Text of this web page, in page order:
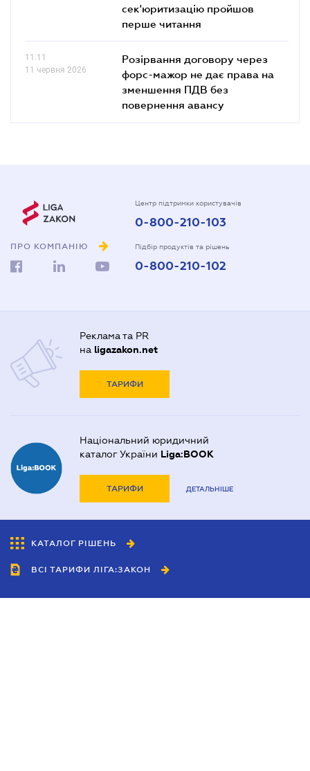
сек'юритизацію пройшов
перше читання
11.11
11 червня 2026
Розірвання договору через
форс-мажор не дає права на
зменшення ПДВ без
повернення авансу
ПРО КОМПАНІЮ
Центр підтримки користувачів
0-800-210-103
Підбір продуктів та рішень
0-800-210-102
Реклама та PR
на ligazakon.net
ТАРИФИ
Національний юридичний
каталог України Liga:BOOK
ТАРИФИ ДЕТАЛЬНІШЕ
КАТАЛОГ РІШЕНЬ
ВСІ ТАРИФИ ЛІГА:ЗАКОН